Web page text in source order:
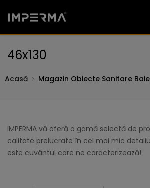
46x130
Acasă Magazin Obiecte Sanitare Baie
IMPERMA vă oferă o gamă selectă de
calitate prelucrate în cel mai mic
este cuvântul care ne caracterizează!